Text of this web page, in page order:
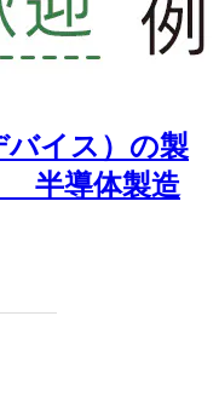
バイス）の製
半導体製造